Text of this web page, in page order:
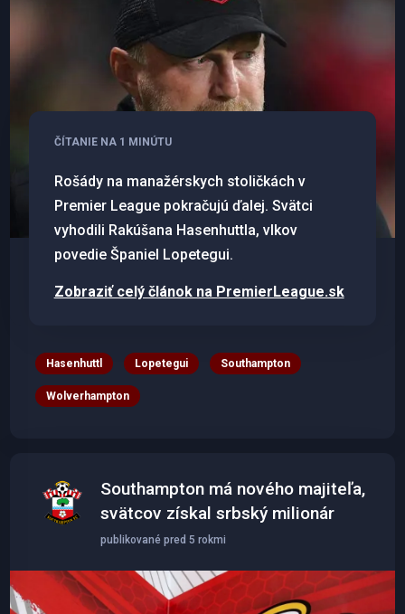
ČÍTANIE NA 1 MINÚTU
Rošády na manažérskych stoličkách v
Premier League pokračujú ďalej. Svätci
vyhodili Rakúšana Hasenhuttla, vlkov
povedie Španiel Lopetegui.
Zobraziť celý článok na PremierLeague.sk
Hasenhuttl Lopetegui Southampton
Wolverhampton
Southampton má nového majiteľa,
svätcov získal srbský milionár
publikované pred 5 rokmi